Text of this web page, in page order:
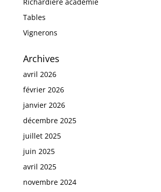
Richardiere académie
Tables
Vignerons
Archives
avril 2026
février 2026
janvier 2026
décembre 2025
juillet 2025
juin 2025
avril 2025
novembre 2024